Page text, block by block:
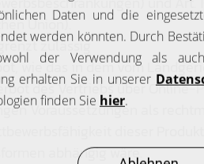
Union).
zulässig
wie das in dem vom
des Vertriebs über Online-
Voraussetzungen als
dieser
abhängig wäre.